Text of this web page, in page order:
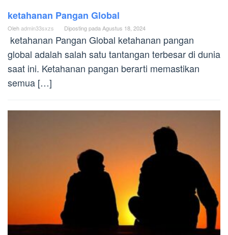
ketahanan Pangan Global
Olehadmin33sxzs Diposting pada Agustus 18, 2024
ketahanan Pangan Global ketahanan pangan
global adalah salah satu tantangan terbesar di dunia
saat ini. Ketahanan pangan berarti memastikan
semua […]